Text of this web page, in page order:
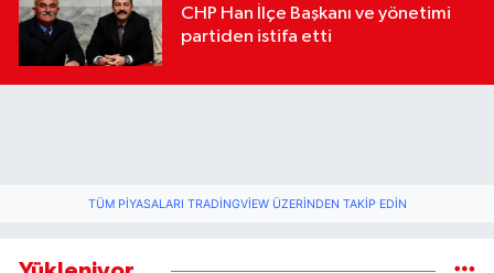
CHP Han İlçe Başkanı ve yönetimi
partiden istifa etti
TÜM PIYASALARI TRADINGVIEW ÜZERINDEN TAKIP EDIN